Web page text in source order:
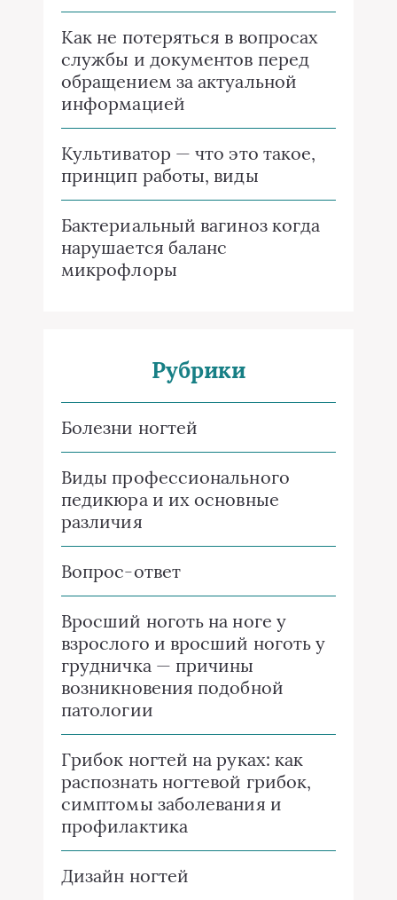
Как не потеряться в вопросах
службы и документов перед
обращением за актуальной
информацией
Культиватор — что это такое,
принцип работы, виды
Бактериальный вагиноз когда
нарушается баланс
микрофлоры
Рубрики
Болезни ногтей
Виды профессионального
педикюра и их основные
различия
Вопрос-ответ
Вросший ноготь на ноге у
взрослого и вросший ноготь у
грудничка — причины
возникновения подобной
патологии
Грибок ногтей на руках: как
распознать ногтевой грибок,
симптомы заболевания и
профилактика
Дизайн ногтей